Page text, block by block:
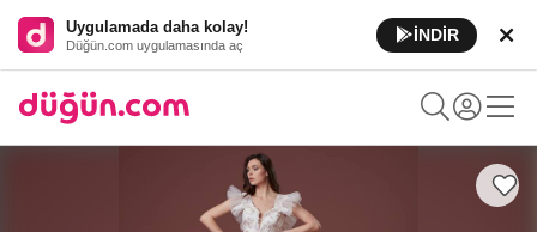
Uygulamada daha kolay!
Düğün.com uygulamasında aç
İNDİR